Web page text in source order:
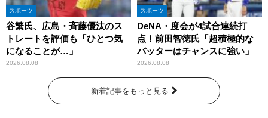
スポーツ
谷繁氏、広島・斉藤優汰のス
トレートを評価も「ひとつ気
になることが…」
2026.08.08
スポーツ
DeNA・度会が4試合連続打
点！前田智徳氏「超積極的な
バッターはチャンスに強い」
2026.08.08
新着記事をもっと見る